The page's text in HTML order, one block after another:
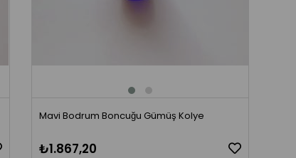
Mavi Bodrum Boncuğu Gümüş Kolye
₺1.867,20